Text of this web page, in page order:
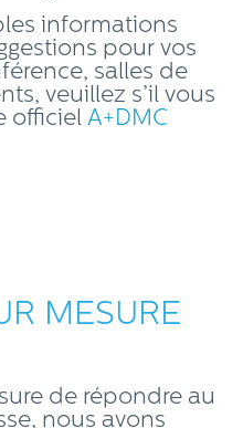
informations
pour vos
salles de
veuillez s’il vous
officiel A+DMC
MESURE
de répondre au
nous avons